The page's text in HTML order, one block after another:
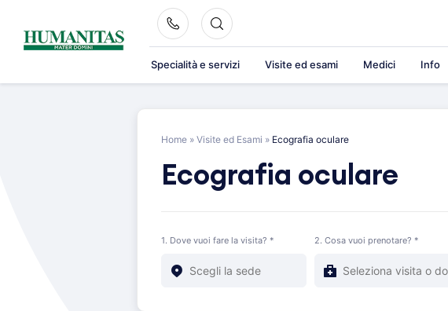
content
Specialità e servizi Visite ed esami Medici Info
Home » Visite ed Esami » Ecografia oculare
Ecografia oculare
1. Dove vuoi fare la visita? * 2. Cosa vuoi prenotare? *